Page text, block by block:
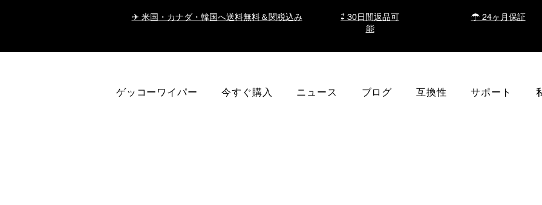
✈ 米国・カナダ・韓国へ送料無料＆関税込み
⇄ 30日間返品可
能
☂ 24ヶ月保証
ゲッコーワイパー 今すぐ購入 ニュース ブログ 互換性 サポート